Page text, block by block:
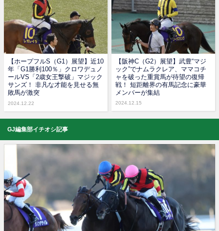
【ホープフルS（G1）展望】近10
年「G1勝利100％」クロワデュノ
ールVS「2歳女王撃破」マジック
サンズ！ 非凡な才能を見せる無
敗馬が激突
2024.12.22
【阪神C（G2）展望】武豊“マジ
ック”でナムラクレア、ママコチ
ャを破った重賞馬が待望の復帰
戦！ 短距離界の有馬記念に豪華
メンバーが集結
2024.12.15
GJ編集部イチオシ記事